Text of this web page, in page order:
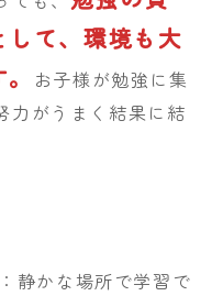
て、環境も大
お子様が勉強に集
力がうまく結果に結
：静かな場所で学習で